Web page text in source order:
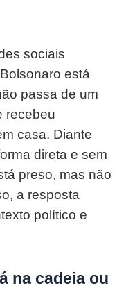
sociais
está
passa de um
recebeu
casa. Diante
direta e sem
preso, mas não
a resposta
político e
na cadeia ou